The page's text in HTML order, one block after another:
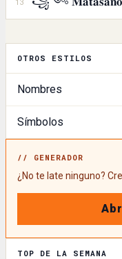
OTROS ESTILOS
Nombres
Símbolos
// GENERADOR
¿No te late ninguno?
TOP DE LA SEMANA